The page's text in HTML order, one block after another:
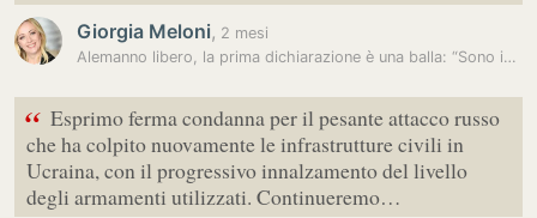
Giorgia Meloni, 2 mesi
Alemanno libero, la prima dichiarazione è una balla: “Sono innocente,…
“ Esprimo ferma condanna per il pesante attacco russo
che ha colpito nuovamente le infrastrutture civili in
Ucraina, con il progressivo innalzamento del livello
degli armamenti utilizzati. Continueremo…